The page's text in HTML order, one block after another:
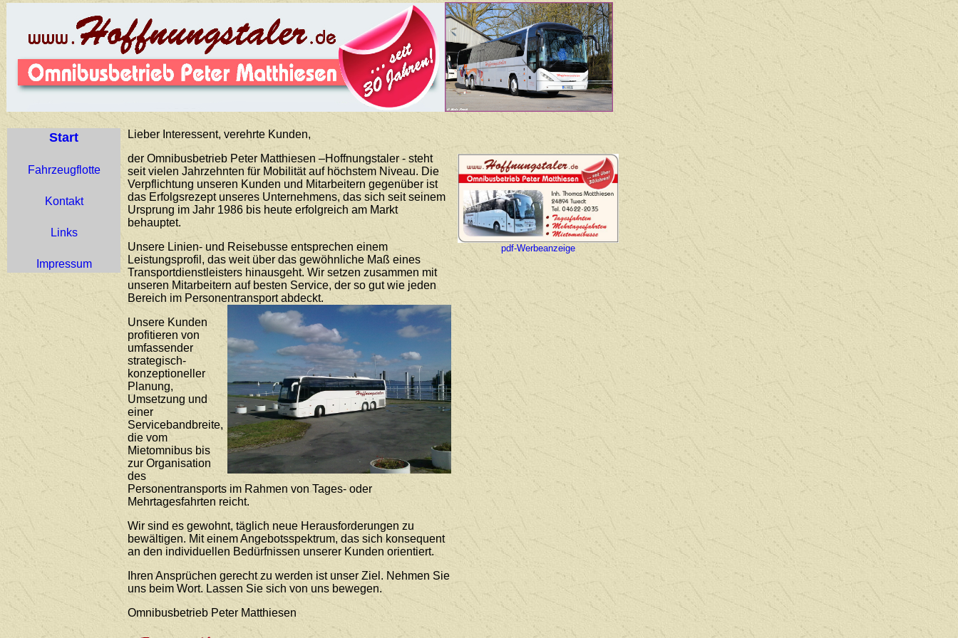
Start
Fahrzeugflotte
Kontakt
Links
Impressum
Lieber Interessent, verehrte Kunden,
der Omnibusbetrieb Peter Matthiesen –Hoffnungstaler - steht
seit vielen Jahrzehnten für Mobilität auf höchstem Niveau. Die
Verpflichtung unseren Kunden und Mitarbeitern gegenüber ist
das Erfolgsrezept unseres Unternehmens, das sich seit seinem
Ursprung im Jahr 1986 bis heute erfolgreich am Markt
behauptet.
Unsere Linien- und Reisebusse entsprechen einem
Leistungsprofil, das weit über das gewöhnliche Maß eines
Transportdienstleisters hinausgeht. Wir setzen zusammen mit
unseren Mitarbeitern auf besten Service, der so gut wie jeden
Bereich im Personentransport abdeckt.
Unsere Kunden
profitieren von
umfassender
strategisch-
konzeptioneller
Planung,
Umsetzung und
einer
Servicebandbreite,
die vom
Mietomnibus bis
zur Organisation
des
Personentransports im Rahmen von Tages- oder
Mehrtagesfahrten reicht.
Wir sind es gewohnt, täglich neue Herausforderungen zu
bewältigen. Mit einem Angebotsspektrum, das sich konsequent
an den individuellen Bedürfnissen unserer Kunden orientiert.
Ihren Ansprüchen gerecht zu werden ist unser Ziel. Nehmen Sie
uns beim Wort. Lassen Sie sich von uns bewegen.
Omnibusbetrieb Peter Matthiesen
pdf-Werbeanzeige